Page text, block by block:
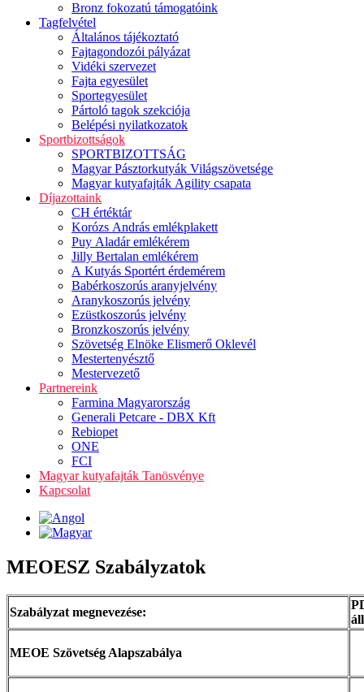
Bronz fokozatú támogatóink
Tagfelvétel
Általános tájékoztató
Fajtagondozói pályázat
Vidéki szervezet
Fajta egyesület
Sportegyesület
Pártoló tagok szekciója
Belépési nyilatkozatok
Sportbizottságok
SPORTBIZOTTSÁG
Magyar Pásztorkutyák Világszövetsége
Magyar kutyafajták Agility csapata
Díjazottaink
CH értéktár
Korózs András emlékplakett
Puy Aladár emlékérem
Jilly Bertalan emlékérem
A Kutyás Sportért érdemérem
Babérkoszorús aranyjelvény
Aranykoszorús jelvény
Ezüstkoszorús jelvény
Bronzkoszorús jelvény
Szövetség Elnöke Elismerő Oklevél
Mestertenyésztő
Mestervezető
Partnereink
Farmina Magyarország
Generali Petcare - DBX Kft
Rebiopet
ONE
FCI
Magyar kutyafajták Tanösvénye
Kapcsolat
MEOESZ Szabályzatok
Szabályzat megnevezése:
MEOE Szövetség Alapszabálya